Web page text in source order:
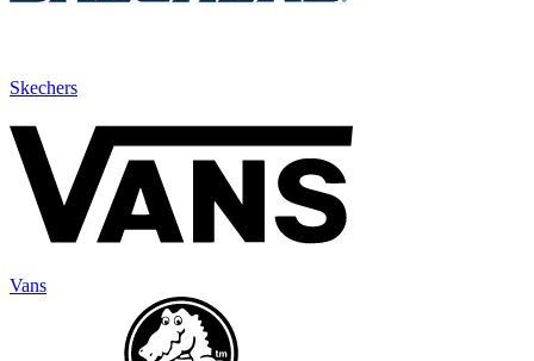
Skechers
Vans